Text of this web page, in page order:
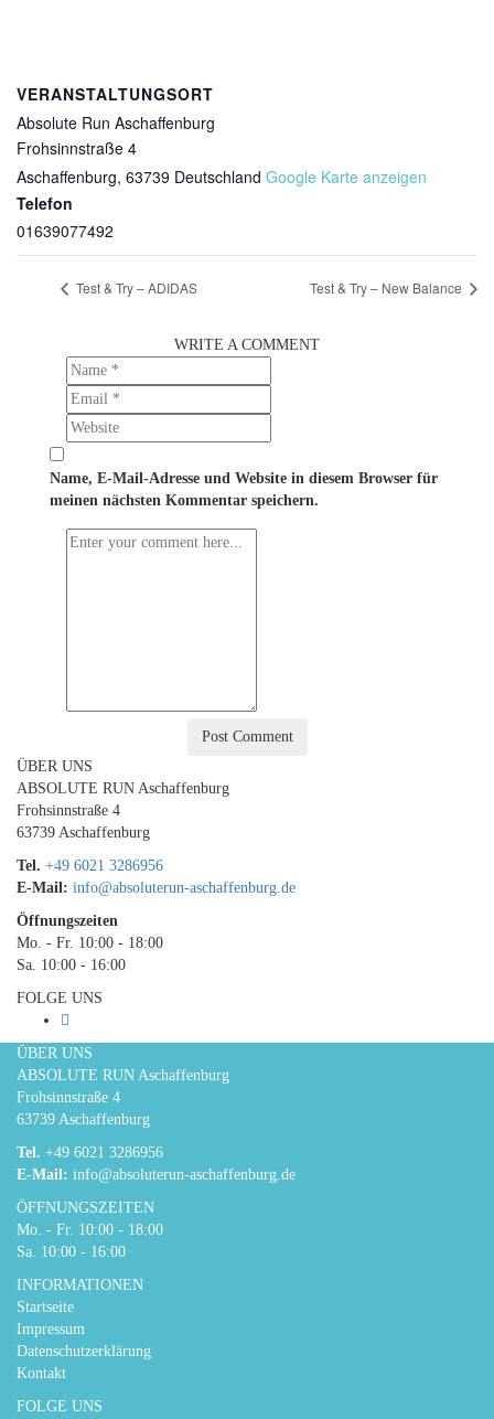
VERANSTALTUNGSORT
Absolute Run Aschaffenburg
Frohsinnstraße 4
Aschaffenburg, 63739 Deutschland Google Karte anzeigen
Telefon
01639077492
Test & Try – ADIDAS Test & Try – New Balance
WRITE A COMMENT
Name, E-Mail-Adresse und Website in diesem Browser für
meinen nächsten Kommentar speichern.
ÜBER UNS
ABSOLUTE RUN Aschaffenburg
Frohsinnstraße 4
63739 Aschaffenburg
Tel. +49 6021 3286956
E-Mail: info@absoluterun-aschaffenburg.de
Öffnungszeiten
Mo. - Fr. 10:00 - 18:00
Sa. 10:00 - 16:00
FOLGE UNS
ÜBER UNS
ABSOLUTE RUN Aschaffenburg
Frohsinnstraße 4
63739 Aschaffenburg
Tel. +49 6021 3286956
E-Mail: info@absoluterun-aschaffenburg.de
ÖFFNUNGSZEITEN
Mo. - Fr. 10:00 - 18:00
Sa. 10:00 - 16:00
INFORMATIONEN
Startseite
Impressum
Datenschutzerklärung
Kontakt
FOLGE UNS